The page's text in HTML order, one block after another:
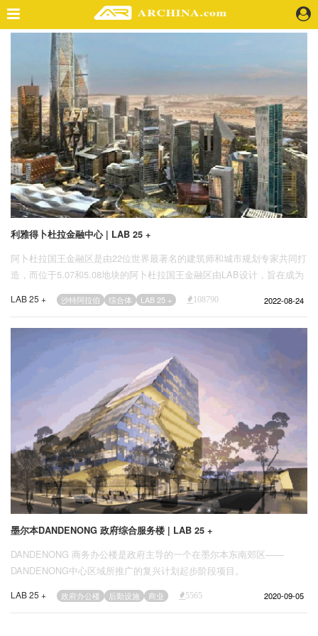
精选案例
建 筑
景 观
室 内
视 频
头条资讯
业 界
机 构
人 物
地 产
快速搜索
企业会员
关于我们
联系我们
利雅得卜杜拉金融中心 | LAB 25 +
阿卜杜拉国王金融区是由22位世界最著名的建筑师和城市规划专家共同打
造，而位于5.07和5.08地块的阿卜杜拉国王金融区由LAB设计，旨在成为
该地区规划最完善的0碳社区。由两块土四栋相互连接的塔楼组成，提供
具有未来派天际线的精致大都市设计。互相穿插的大楼既包括：两座塔楼
LAB 25 + 沙特阿拉伯 综合体 LAB 25 + 108790 2022-08-24
墨尔本DANDENONG 政府综合服务楼 | LAB 25 +
DANDENONG 商务办公楼是政府主导的一个在墨尔本东南郊区——
DANDENONG中心区域所推广的复兴计划起步阶段项目。
LAB 25 + 政府办公楼 后勤设施 商业 5565 2020-09-05